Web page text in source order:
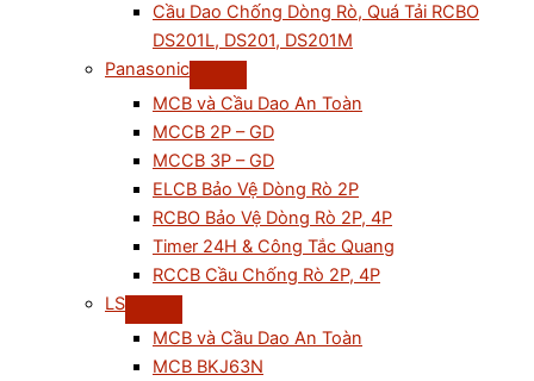
Cầu Dao Chống Dòng Rò, Quá Tải RCBO
DS201L, DS201, DS201M
Panasonic
MCB và Cầu Dao An Toàn
MCCB 2P – GD
MCCB 3P – GD
ELCB Bảo Vệ Dòng Rò 2P
RCBO Bảo Vệ Dòng Rò 2P, 4P
Timer 24H & Công Tắc Quang
RCCB Cầu Chống Rò 2P, 4P
LS
MCB và Cầu Dao An Toàn
MCB BKJ63N